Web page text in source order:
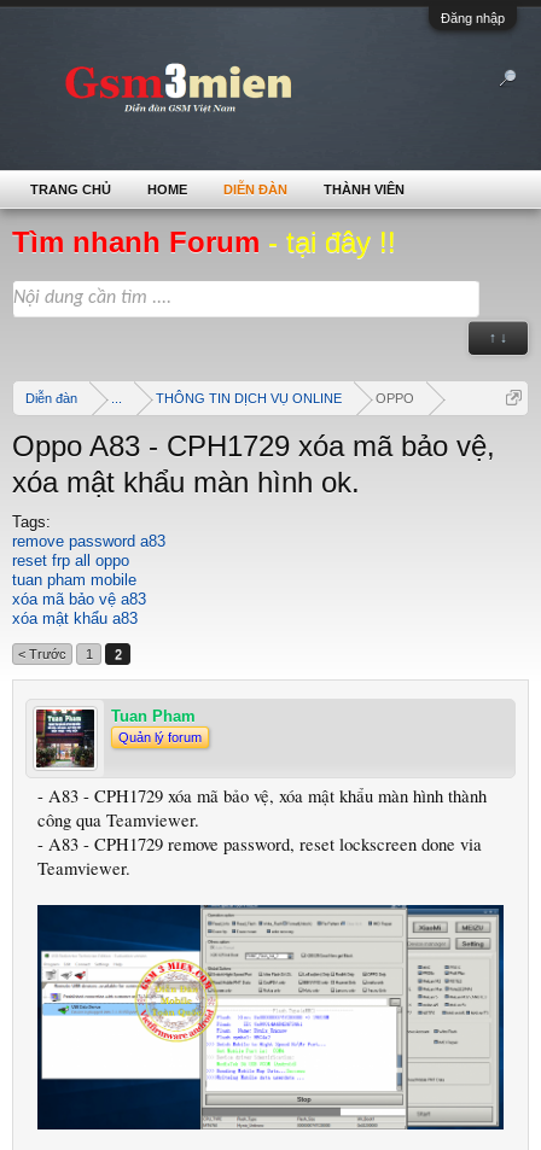
Đăng nhập
Tìm nhanh Forum - tại đây !!
↑ ↓
Diễn đàn THÔNG TIN DỊCH VỤ ONLINE OPPO
Oppo A83 - CPH1729 xóa mã bảo vệ,
xóa mật khẩu màn hình ok.
Tags:
remove password a83
reset frp all oppo
tuan pham mobile
xóa mã bảo vệ a83
xóa mật khẩu a83
< Trước 1 2
Tuan Pham
Quản lý forum
- A83 - CPH1729 xóa mã bảo vệ, xóa mật khẩu màn hình thành
công qua Teamviewer.
- A83 - CPH1729 remove password, reset lockscreen done via
Teamviewer.
TRANG CHỦ HOME DIỄN ĐÀN THÀNH VIÊN